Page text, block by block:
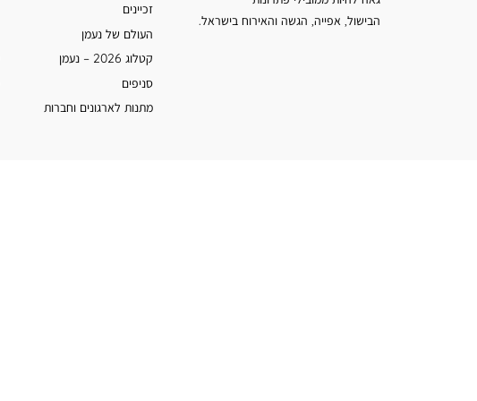
הבישול, אפייה, הגשה והאירוח בישראל.
זכיינים
העולם של נעמן
קטלוג 2026 – נעמן
סניפים
מתנות לארגונים וחברות